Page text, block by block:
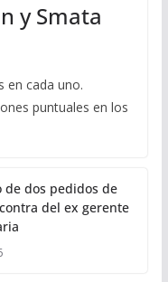
y Smata
en cada uno.
puntuales en los
de dos pedidos de
del ex gerente